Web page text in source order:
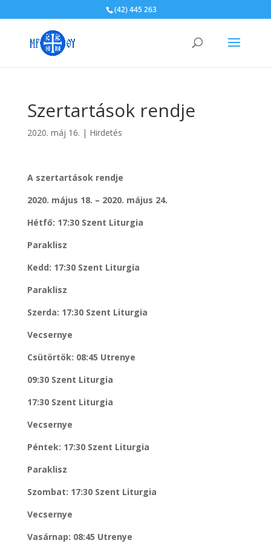
(42) 445 263
Szertartások rendje
2020. máj 16. | Hirdetés
A szertartások rendje
2020. május 18. – 2020. május 24.
Hétfő: 17:30 Szent Liturgia
Paraklisz
Kedd: 17:30 Szent Liturgia
Paraklisz
Szerda: 17:30 Szent Liturgia
Vecsernye
Csütörtök: 08:45 Utrenye
09:30 Szent Liturgia
17:30 Szent Liturgia
Vecsernye
Péntek: 17:30 Szent Liturgia
Paraklisz
Szombat: 17:30 Szent Liturgia
Vecsernye
Vasárnap: 08:45 Utrenye